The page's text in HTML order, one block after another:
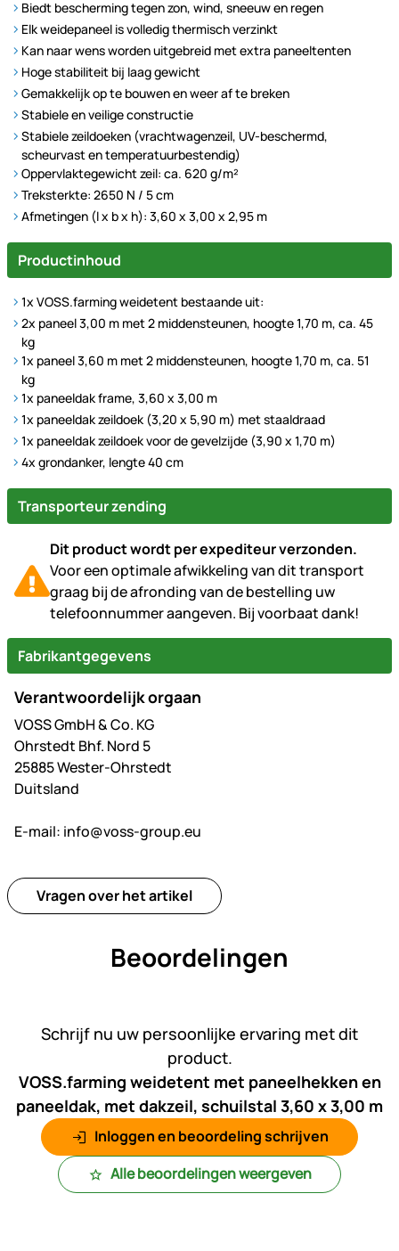
Biedt bescherming tegen zon, wind, sneeuw en regen
Elk weidepaneel is volledig thermisch verzinkt
Kan naar wens worden uitgebreid met extra paneeltenten
Hoge stabiliteit bij laag gewicht
Gemakkelijk op te bouwen en weer af te breken
Stabiele en veilige constructie
Stabiele zeildoeken (vrachtwagenzeil, UV-beschermd,
scheurvast en temperatuurbestendig)
Oppervlaktegewicht zeil: ca. 620 g/m²
Treksterkte: 2650 N / 5 cm
Afmetingen (l x b x h): 3,60 x 3,00 x 2,95 m
Productinhoud
1x VOSS.farming weidetent bestaande uit:
2x paneel 3,00 m met 2 middensteunen, hoogte 1,70 m, ca. 45
kg
1x paneel 3,60 m met 2 middensteunen, hoogte 1,70 m, ca. 51
kg
1x paneeldak frame, 3,60 x 3,00 m
1x paneeldak zeildoek (3,20 x 5,90 m) met staaldraad
1x paneeldak zeildoek voor de gevelzijde (3,90 x 1,70 m)
4x grondanker, lengte 40 cm
Transporteur zending
Dit product wordt per expediteur verzonden.
Voor een optimale afwikkeling van dit transport
graag bij de afronding van de bestelling uw
telefoonnummer aangeven. Bij voorbaat dank!
Fabrikantgegevens
Verantwoordelijk orgaan
VOSS GmbH & Co. KG
Ohrstedt Bhf. Nord 5
25885 Wester-Ohrstedt
Duitsland
E-mail: info@voss-group.eu
Vragen over het artikel
Beoordelingen
Schrijf nu uw persoonlijke ervaring met dit
product.
VOSS.farming weidetent met paneelhekken en
paneeldak, met dakzeil, schuilstal 3,60 x 3,00 m
Inloggen en beoordeling schrijven
Alle beoordelingen weergeven